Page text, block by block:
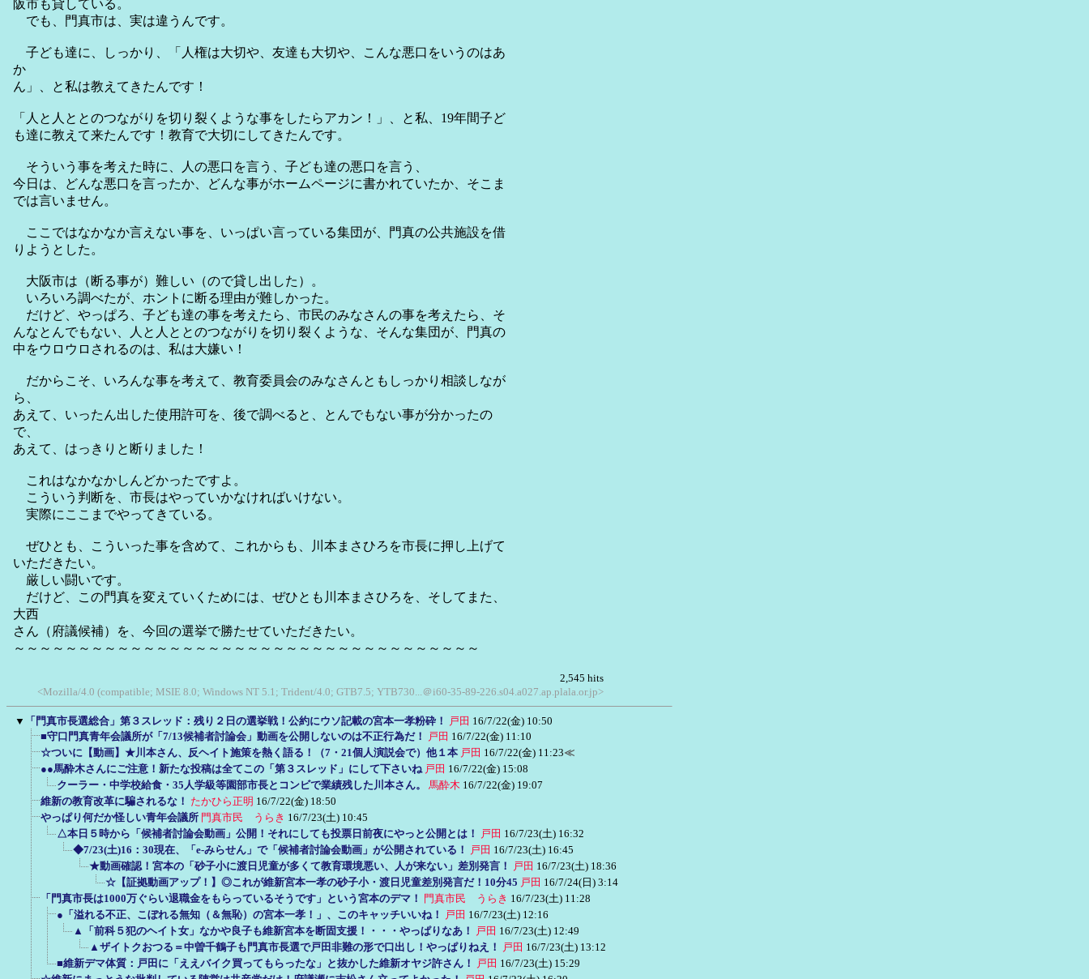
阪市も貸している。
でも、門真市は、実は違うんです。
子ども達に、しっかり、「人権は大切や、友達も大切や、こんな悪口をいうのはあ
か
ん」、と私は教えてきたんです！
「人と人ととのつながりを切り裂くような事をしたらアカン！」、と私、19年間子ど
も達に教えて来たんです！教育で大切にしてきたんです。
そういう事を考えた時に、人の悪口を言う、子ども達の悪口を言う、
今日は、どんな悪口を言ったか、どんな事がホームページに書かれていたか、そこま
では言いません。
ここではなかなか言えない事を、いっぱい言っている集団が、門真の公共施設を借
りようとした。
大阪市は（断る事が）難しい（ので貸し出した）。
いろいろ調べたが、ホントに断る理由が難しかった。
だけど、やっぱろ、子ども達の事を考えたら、市民のみなさんの事を考えたら、そ
んなとんでもない、人と人ととのつながりを切り裂くような、そんな集団が、門真の
中をウロウロされるのは、私は大嫌い！
だからこそ、いろんな事を考えて、教育委員会のみなさんともしっかり相談しなが
ら、
あえて、いったん出した使用許可を、後で調べると、とんでもない事が分かったの
で、
あえて、はっきりと断りました！
これはなかなかしんどかったですよ。
こういう判断を、市長はやっていかなければいけない。
実際にここまでやってきている。
ぜひとも、こういった事を含めて、これからも、川本まさひろを市長に押し上げて
いただきたい。
厳しい闘いです。
だけど、この門真を変えていくためには、ぜひとも川本まさひろを、そしてまた、
大西
さん（府議候補）を、今回の選挙で勝たせていただきたい。
～～～～～～～～～～～～～～～～～～～～～～～～～～～～～～～～～～～～
2,545 hits
<Mozilla/4.0 (compatible; MSIE 8.0; Windows NT 5.1; Trident/4.0; GTB7.5; YTB730...＠i60-35-89-226.s04.a027.ap.plala.or.jp>
▼ 「門真市長選総合」第３スレッド：残り２日の選挙戦！公約にウソ記載の宮本一孝粉砕！ 戸田 16/7/22(金) 10:50
■守口門真青年会議所が「7/13候補者討論会」動画を公開しないのは不正行為だ！
戸田 16/7/22(金) 11:10
☆ついに【動画】★川本さん、反ヘイト施策を熱く語る！（7・21個人演説会で）他１本 戸田 16/7/22(金) 11:23≪
●●馬酔木さんにご注意！新たな投稿は全てこの「第３スレッド」にして下さいね 戸田 16/7/22(金) 15:08
クーラー・中学校給食・35人学級等園部市長とコンビで業績残した川本さん。
馬酔木 16/7/22(金) 19:07
維新の教育改革に騙されるな！ たかひら正明 16/7/22(金) 18:50
やっぱり何だか怪しい青年会議所 門真市民 うらき 16/7/23(土) 10:45
△本日５時から「候補者討論会動画」公開！それにしても投票日前夜にやっと公開とは！
戸田 16/7/23(土) 16:32
◆7/23(土)16：30現在、「e-みらせん」で「候補者討論会動画」が公開されている！
戸田 16/7/23(土) 16:45
★動画確認！宮本の「砂子小に渡日児童が多くて教育環境悪い、人が来ない」差別発言！
戸田 16/7/23(土) 18:36
☆【証拠動画アップ！】◎これが維新宮本一孝の砂子小・渡日児童差別発言だ！10分45 戸田 16/7/24(日) 3:14
「門真市長は1000万ぐらい退職金をもらっているそうです」という宮本のデマ！
門真市民 うらき 16/7/23(土) 11:28
●「溢れる不正、こぼれる無知（＆無恥）の宮本一孝！」、このキャッチいいね！
戸田 16/7/23(土) 12:16
▲「前科５犯のヘイト女」なかや良子も維新宮本を断固支援！・・・やっぱりなあ！
戸田 16/7/23(土) 12:49
▲ザイトクおつる＝中曽千鶴子も門真市長選で戸田非難の形で口出し！やっぱりねえ！
戸田 16/7/23(土) 13:12
■維新デマ体質：戸田に「ええバイク買ってもらったな」と抜かした維新オヤジ許さん！
戸田 16/7/23(土) 15:29